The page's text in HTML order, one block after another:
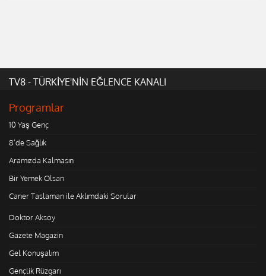
TV8 - TÜRKİYE'NİN EĞLENCE KANALI
Programlar
10 Yaş Genç
8'de Sağlık
Aramızda Kalmasın
Bir Yemek Olsan
Caner Taslaman ile Aklımdaki Sorular
Doktor Aksoy
Gazete Magazin
Gel Konuşalım
Gençlik Rüzgarı